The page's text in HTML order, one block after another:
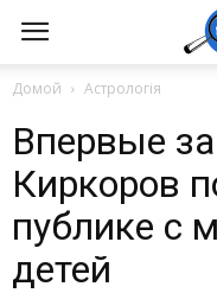
Домой Астрологія
Впервые
Киркоров
публике с
детей